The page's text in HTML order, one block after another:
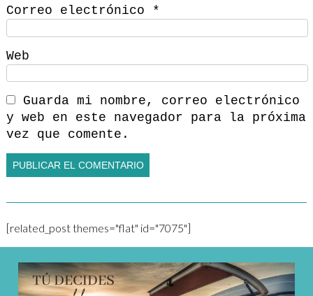
Correo electrónico *
Web
Guarda mi nombre, correo electrónico
y web en este navegador para la próxima
vez que comente.
[related_post themes="flat" id="7075"]